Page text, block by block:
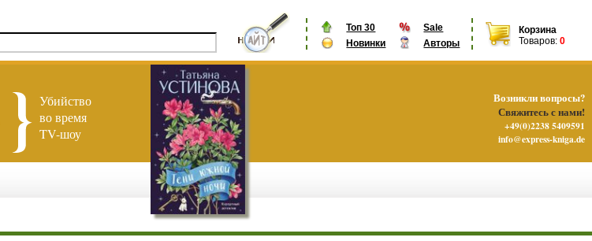
Топ 30
Sale
Новинки
Авторы
Корзина
Товаров: 0
Убийство
во время
TV-шоу
Возникли вопросы?
Свяжитесь с нами!
+49(0)2238 5409591
info@express-kniga.de